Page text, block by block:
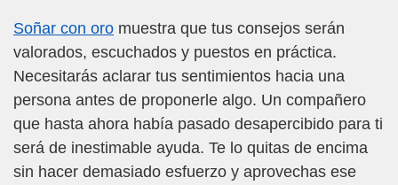
Soñar con oro muestra que tus consejos serán
valorados, escuchados y puestos en práctica.
Necesitarás aclarar tus sentimientos hacia una
persona antes de proponerle algo. Un compañero
que hasta ahora había pasado desapercibido para ti
será de inestimable ayuda. Te lo quitas de encima
sin hacer demasiado esfuerzo y aprovechas ese